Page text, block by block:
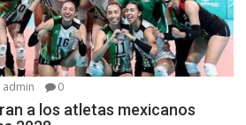
admin 0
a los atletas mexicanos